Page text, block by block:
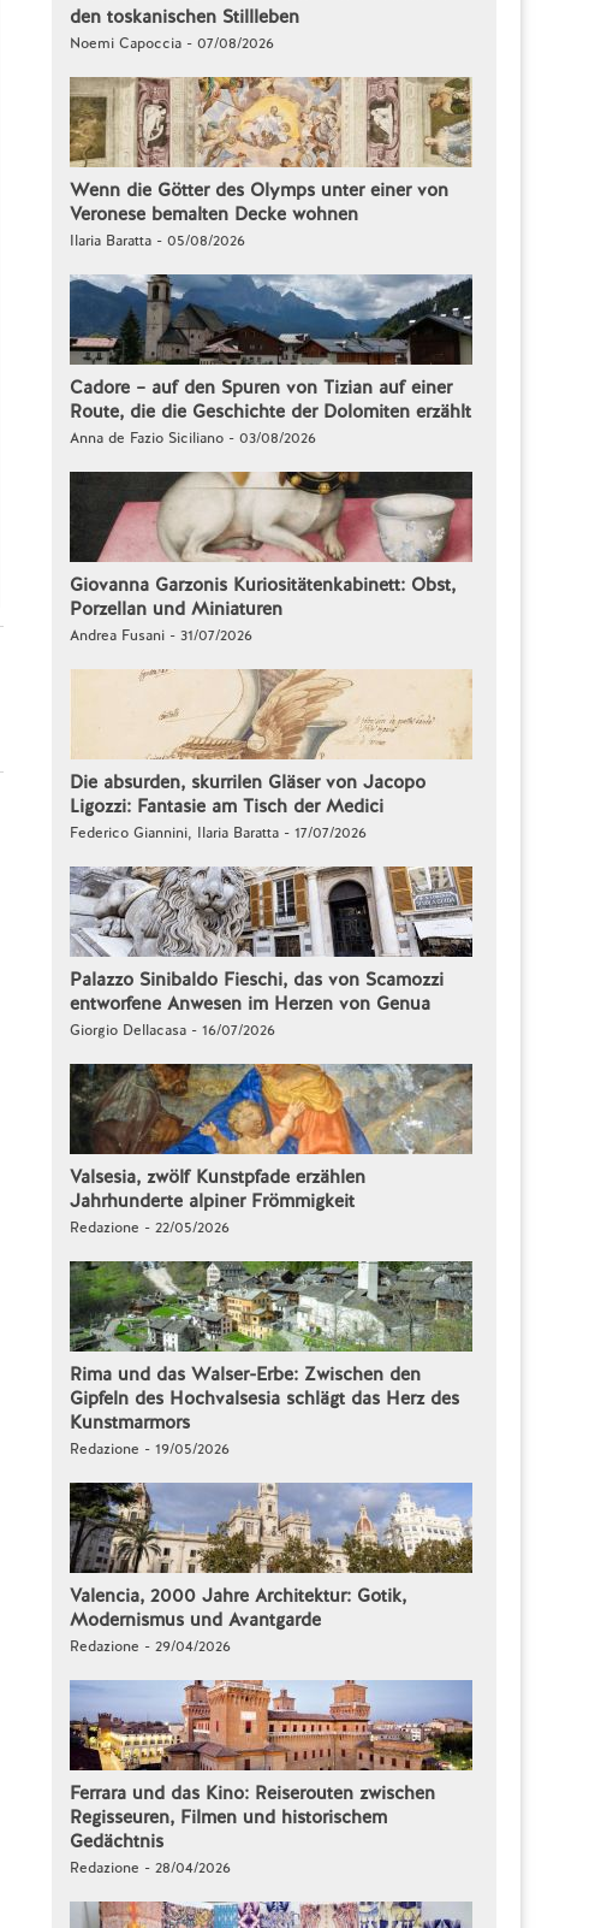
den toskanischen Stillleben
Noemi Capoccia - 07/08/2026
Wenn die Götter des Olymps unter einer von
Veronese bemalten Decke wohnen
Ilaria Baratta - 05/08/2026
Cadore – auf den Spuren von Tizian auf einer
Route, die die Geschichte der Dolomiten erzählt
Anna de Fazio Siciliano - 03/08/2026
Giovanna Garzonis Kuriositätenkabinett: Obst,
Porzellan und Miniaturen
Andrea Fusani - 31/07/2026
Die absurden, skurrilen Gläser von Jacopo
Ligozzi: Fantasie am Tisch der Medici
Federico Giannini, Ilaria Baratta - 17/07/2026
Palazzo Sinibaldo Fieschi, das von Scamozzi
entworfene Anwesen im Herzen von Genua
Giorgio Dellacasa - 16/07/2026
Valsesia, zwölf Kunstpfade erzählen
Jahrhunderte alpiner Frömmigkeit
Redazione - 22/05/2026
Rima und das Walser-Erbe: Zwischen den
Gipfeln des Hochvalsesia schlägt das Herz des
Kunstmarmors
Redazione - 19/05/2026
Valencia, 2000 Jahre Architektur: Gotik,
Modernismus und Avantgarde
Redazione - 29/04/2026
Ferrara und das Kino: Reiserouten zwischen
Regisseuren, Filmen und historischem
Gedächtnis
Redazione - 28/04/2026